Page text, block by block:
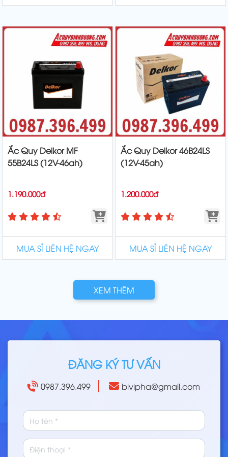
Ắc Quy Delkor MF
55B24LS (12V-46ah)
1.190.000đ
MUA SỈ LIÊN HỆ NGAY
Ắc Quy Delkor 46B24LS
(12V-45ah)
1.200.000đ
MUA SỈ LIÊN HỆ NGAY
XEM THÊM
ĐĂNG KÝ TƯ VẤN
0987.396.499 bivipha@gmail.com